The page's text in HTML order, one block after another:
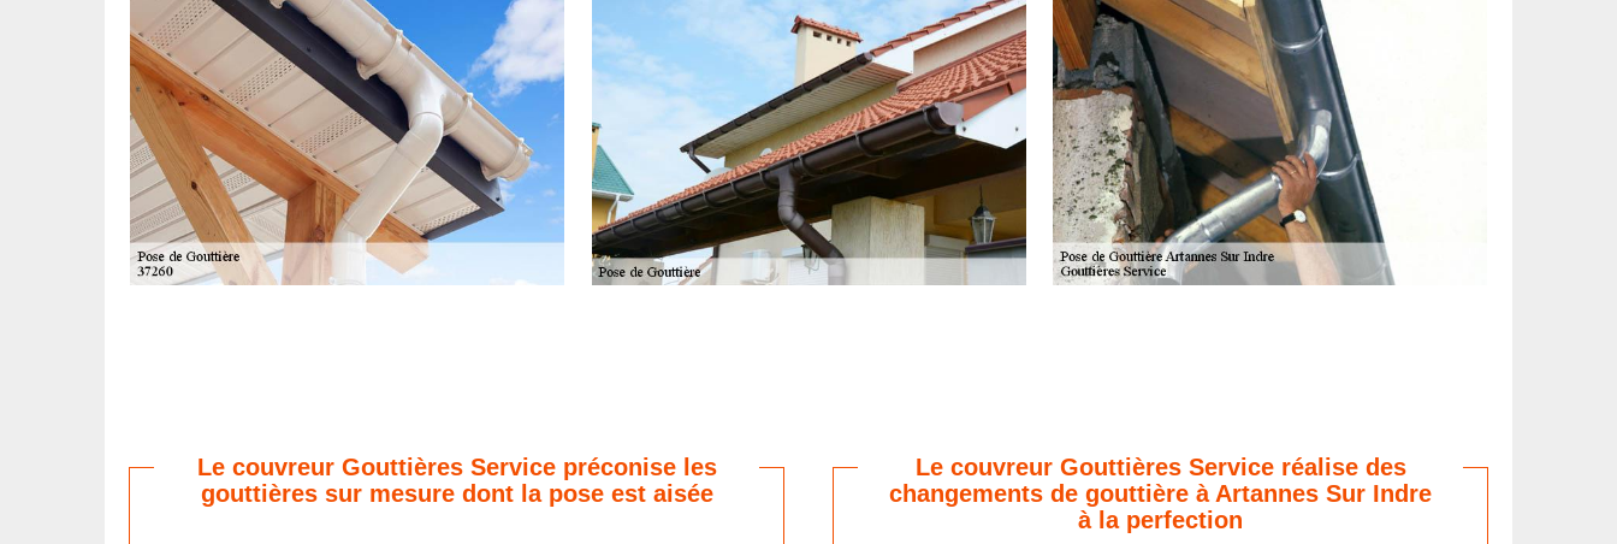
Le couvreur Gouttières Service préconise les
gouttières sur mesure dont la pose est aisée
Le couvreur Gouttières Service réalise des
changements de gouttière à Artannes Sur Indre
à la perfection